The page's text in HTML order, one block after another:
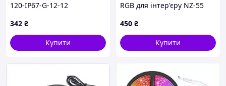
120-IP67-G-12-12
342 ₴
Купити
RGB для інтер'єру NZ-55
450 ₴
Купити